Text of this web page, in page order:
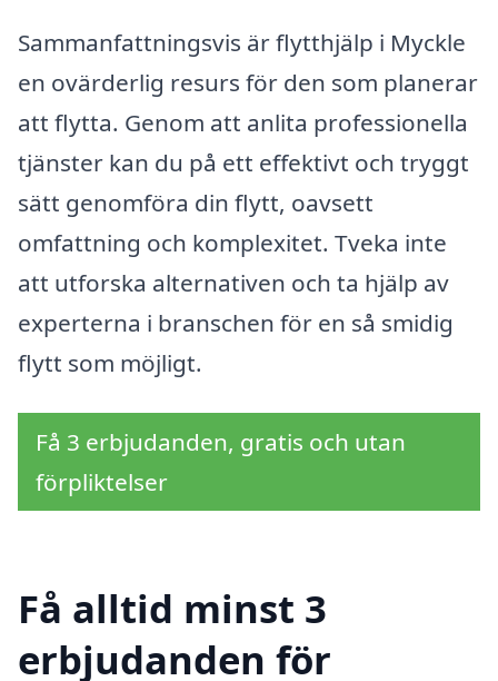
Sammanfattningsvis är flytthjälp i Myckle
en ovärderlig resurs för den som planerar
att flytta. Genom att anlita professionella
tjänster kan du på ett effektivt och tryggt
sätt genomföra din flytt, oavsett
omfattning och komplexitet. Tveka inte
att utforska alternativen och ta hjälp av
experterna i branschen för en så smidig
flytt som möjligt.
Få 3 erbjudanden, gratis och utan
förpliktelser
Få alltid minst 3
erbjudanden för